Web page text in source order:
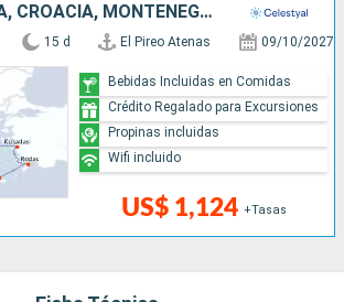
TURQUÍA, GRECIA, CROACIA, MONTENEGRO, ITALIA
15 d El Pireo Atenas 09/10/2027
US$ 1,124 +Tasas
Bebidas Incluidas en Comidas
Crédito Regalado para Excursiones
Propinas incluidas
Wifi incluido